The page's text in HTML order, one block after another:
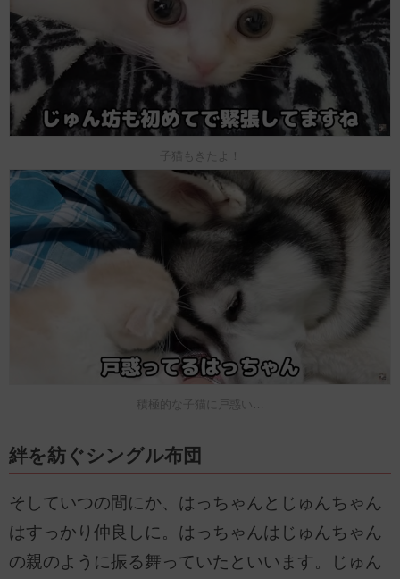
子猫もきたよ！
積極的な子猫に戸惑い…
絆を紡ぐシングル布団
そしていつの間にか、はっちゃんとじゅんちゃん
はすっかり仲良しに。はっちゃんはじゅんちゃん
の親のように振る舞っていたといいます。じゅん